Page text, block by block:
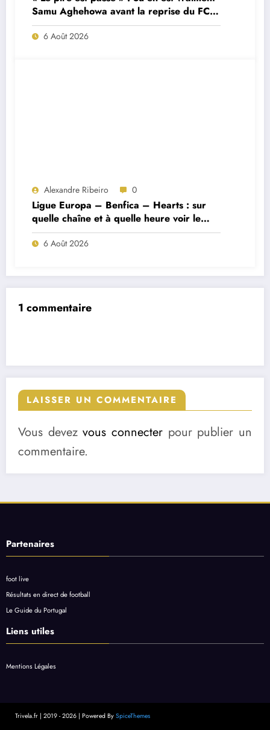
Samu Aghehowa avant la reprise du FC
Porto ?
6 Août 2026
Alexandre Ribeiro 0
Ligue Europa – Benfica – Hearts : sur
quelle chaîne et à quelle heure voir le
match ?
6 Août 2026
1 commentaire
LAISSER UN COMMENTAIRE
Vous devezvous connecter pour publier un
commentaire.
Partenaires
foot live
Résultats en direct de football
Le Guide du Portugal
Liens utiles
Mentions Légales
Trivela.fr | 2019 - 2026 | Powered By SpiceThemes